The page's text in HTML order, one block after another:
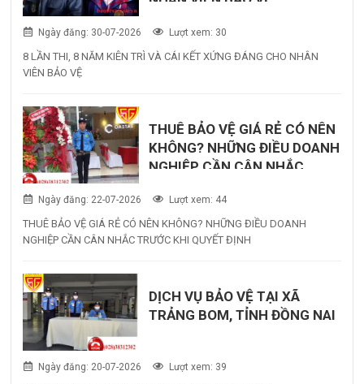
Ngày đăng: 30-07-2026 Lượt xem: 30
8 LẦN THI, 8 NĂM KIÊN TRÌ VÀ CÁI KẾT XỨNG ĐÁNG CHO NHÂN
VIÊN BẢO VỆ
THUÊ BẢO VỆ GIÁ RẺ CÓ NÊN
KHÔNG? NHỮNG ĐIỀU DOANH
NGHIỆP CẦN CÂN NHẮC
Ngày đăng: 22-07-2026 Lượt xem: 44
THUÊ BẢO VỆ GIÁ RẺ CÓ NÊN KHÔNG? NHỮNG ĐIỀU DOANH
NGHIỆP CẦN CÂN NHẮC TRƯỚC KHI QUYẾT ĐỊNH
DỊCH VỤ BẢO VỆ TẠI XÃ
TRẢNG BOM, TỈNH ĐỒNG NAI
Ngày đăng: 20-07-2026 Lượt xem: 39